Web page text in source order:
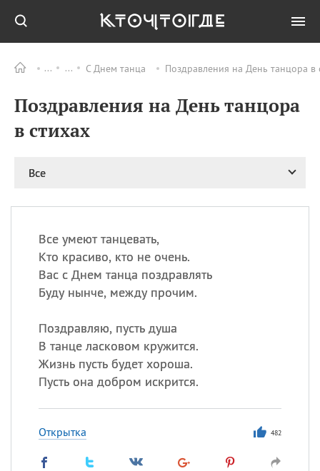
С Днем танца Поздравления на День танцора в
Поздравления на День танцора
в стихах
Все
Все умеют танцевать,
Кто красиво, кто не очень.
Вас с Днем танца поздравлять
Буду нынче, между прочим.
Поздравляю, пусть душа
В танце ласковом кружится.
Жизнь пусть будет хороша.
Пусть она добром искрится.
Открытка 482
ПРАЗДНИКИ Все
09.08
День памяти жертв
атомной
день
09.08 День Дымняшки
(Smokey Bear Day)
Сегодня празднуют именины
Сергей